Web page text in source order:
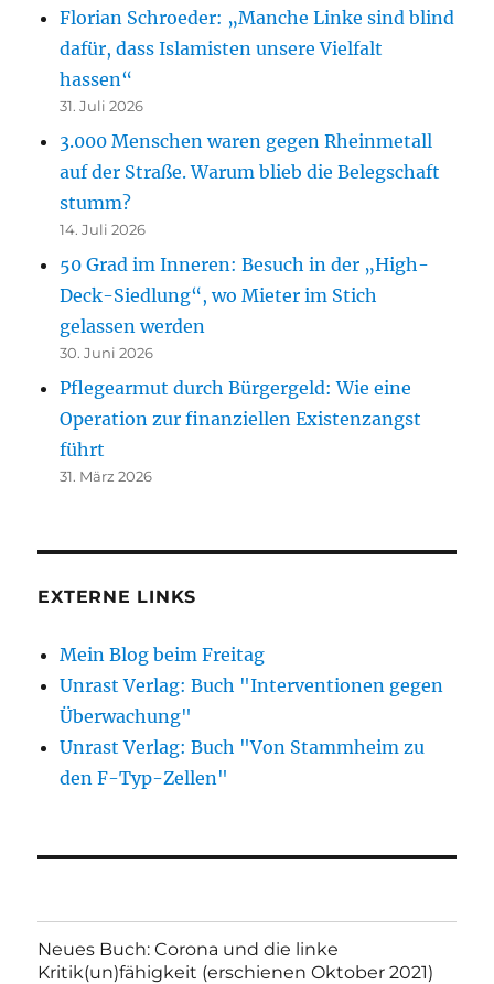
Florian Schroeder: „Manche Linke sind blind
dafür, dass Islamisten unsere Vielfalt
hassen“
31. Juli 2026
3.000 Menschen waren gegen Rheinmetall
auf der Straße. Warum blieb die Belegschaft
stumm?
14. Juli 2026
50 Grad im Inneren: Besuch in der „High-
Deck-Siedlung“, wo Mieter im Stich
gelassen werden
30. Juni 2026
Pflegearmut durch Bürgergeld: Wie eine
Operation zur finanziellen Existenzangst
führt
31. März 2026
EXTERNE LINKS
Mein Blog beim Freitag
Unrast Verlag: Buch "Interventionen gegen
Überwachung"
Unrast Verlag: Buch "Von Stammheim zu
den F-Typ-Zellen"
Neues Buch: Corona und die linke
Kritik(un)fähigkeit (erschienen Oktober 2021)